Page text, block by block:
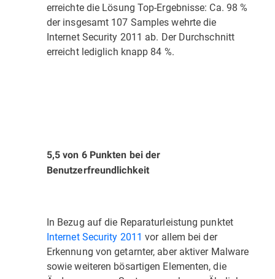
erreichte die Lösung Top-Ergebnisse: Ca. 98 %
der insgesamt 107 Samples wehrte die
Internet Security 2011 ab. Der Durchschnitt
erreicht lediglich knapp 84 %.
5,5 von 6 Punkten bei der
Benutzerfreundlichkeit
In Bezug auf die Reparaturleistung punktet
Internet Security 2011 vor allem bei der
Erkennung von getarnter, aber aktiver Malware
sowie weiteren bösartigen Elementen, die